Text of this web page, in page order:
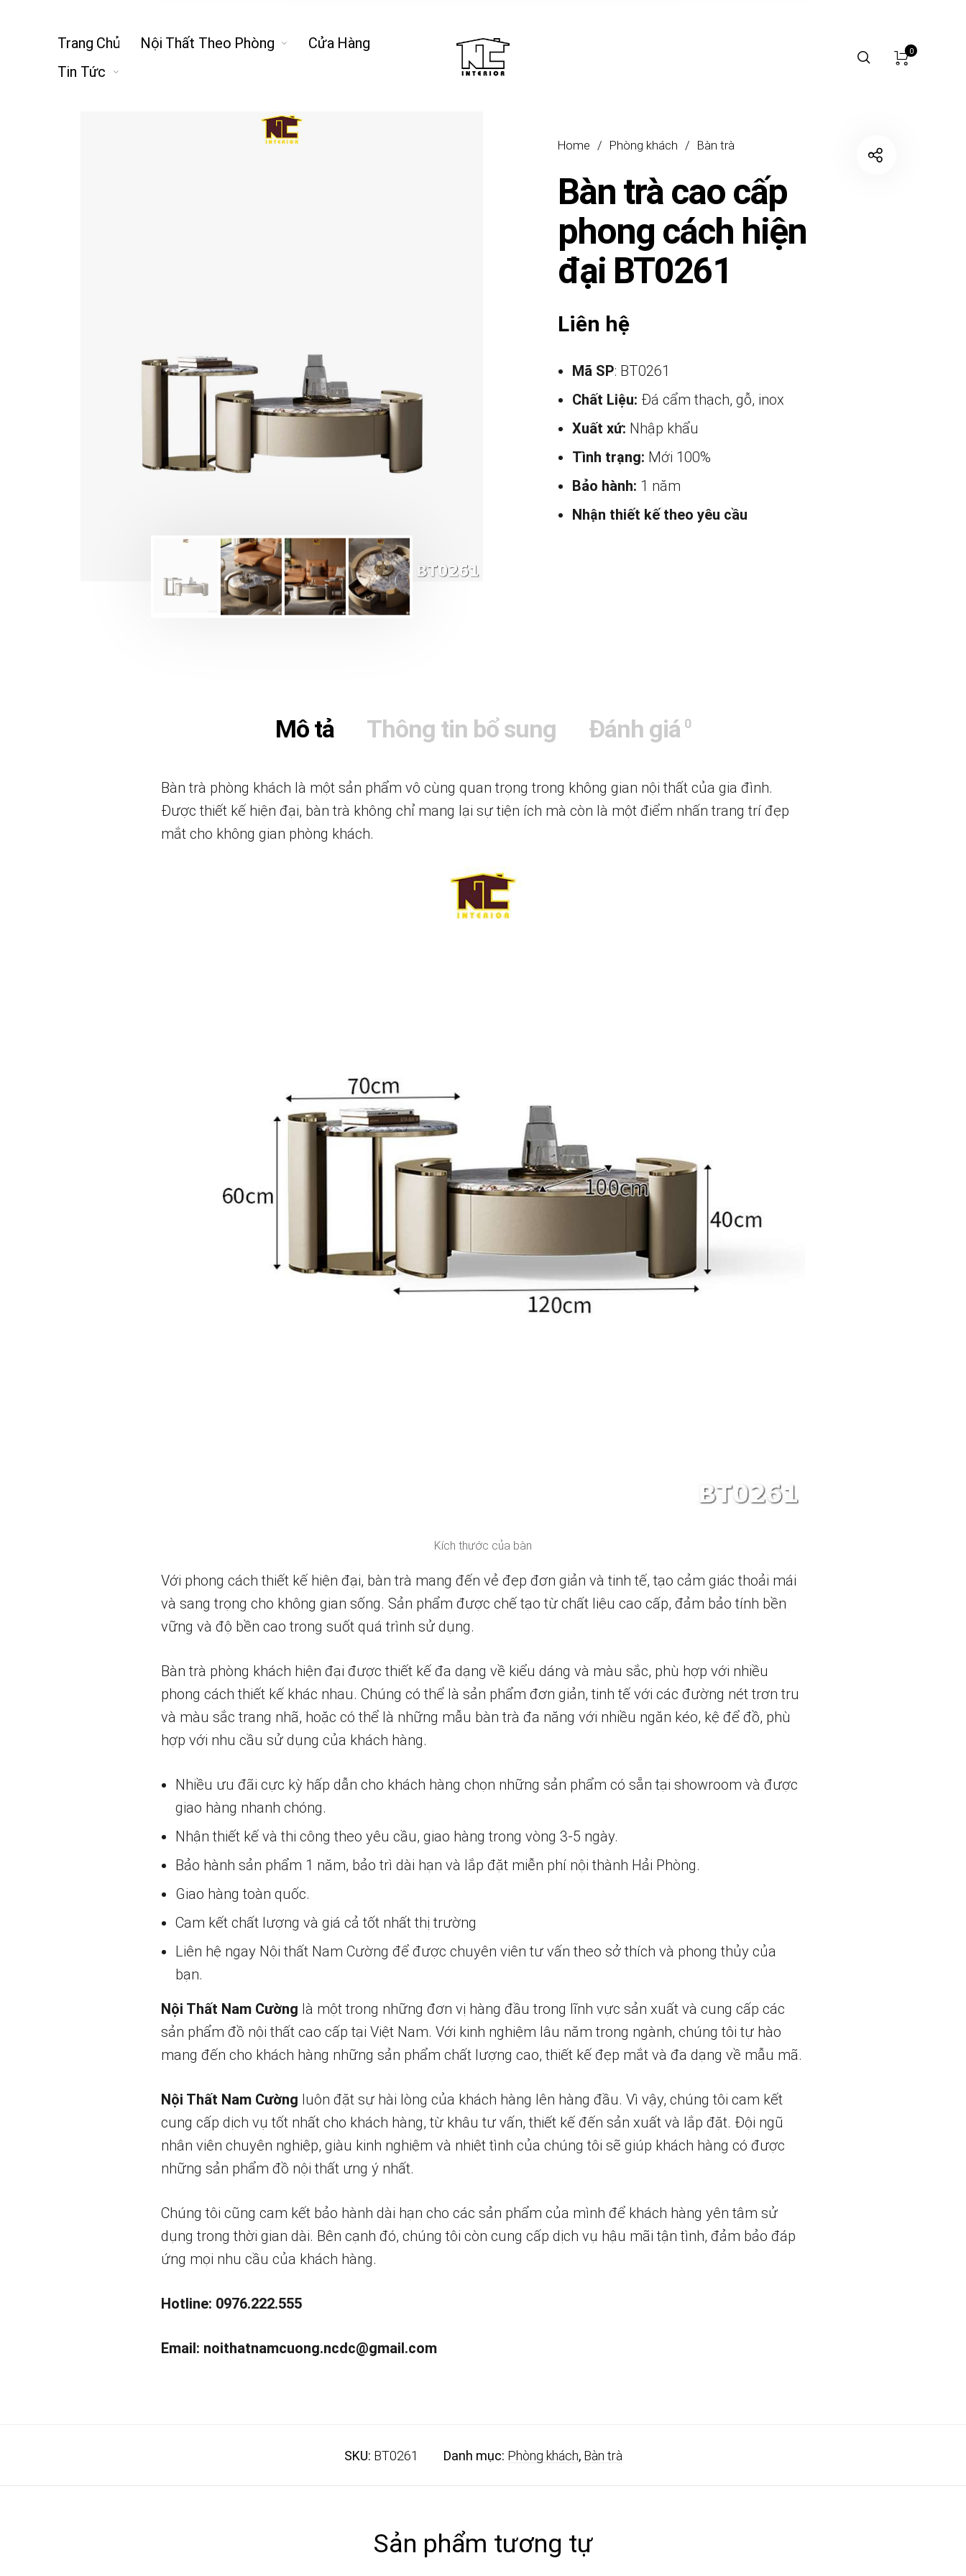
Trang Chủ Nội Thất Theo Phòng
Cửa Hàng
Tin Tức
0
Home / Phòng khách / Bàn trà
Bàn trà cao cấp
phong cách hiện
đại BT0261
Liên hệ
Mã SP: BT0261
Chất Liệu: Đá cẩm thạch, gỗ, inox
Xuất xứ: Nhập khẩu
Tình trạng: Mới 100%
Bảo hành: 1 năm
Nhận thiết kế theo yêu cầu
Mô tả Thông tin bổ sung Đánh giá 0
Bàn trà phòng khách là một sản phẩm vô cùng quan trọng trong không gian nội thất của gia đình.
Được thiết kế hiện đại, bàn trà không chỉ mang lại sự tiện ích mà còn là một điểm nhấn trang trí đẹp
mắt cho không gian phòng khách.
Kích thước của bàn
Với phong cách thiết kế hiện đại, bàn trà mang đến vẻ đẹp đơn giản và tinh tế, tạo cảm giác thoải mái
và sang trọng cho không gian sống. Sản phẩm được chế tạo từ chất liệu cao cấp, đảm bảo tính bền
vững và độ bền cao trong suốt quá trình sử dụng.
Bàn trà phòng khách hiện đại được thiết kế đa dạng về kiểu dáng và màu sắc, phù hợp với nhiều
phong cách thiết kế khác nhau. Chúng có thể là sản phẩm đơn giản, tinh tế với các đường nét trơn tru
và màu sắc trang nhã, hoặc có thể là những mẫu bàn trà đa năng với nhiều ngăn kéo, kệ để đồ, phù
hợp với nhu cầu sử dụng của khách hàng.
Nhiều ưu đãi cực kỳ hấp dẫn cho khách hàng chọn những sản phẩm có sẵn tại showroom và được
giao hàng nhanh chóng.
Nhận thiết kế và thi công theo yêu cầu, giao hàng trong vòng 3-5 ngày.
Bảo hành sản phẩm 1 năm, bảo trì dài hạn và lắp đặt miễn phí nội thành Hải Phòng.
Giao hàng toàn quốc.
Cam kết chất lượng và giá cả tốt nhất thị trường
Liên hệ ngay Nội thất Nam Cường để được chuyên viên tư vấn theo sở thích và phong thủy của
bạn.
Nội Thất Nam Cường là một trong những đơn vị hàng đầu trong lĩnh vực sản xuất và cung cấp các
sản phẩm đồ nội thất cao cấp tại Việt Nam. Với kinh nghiệm lâu năm trong ngành, chúng tôi tự hào
mang đến cho khách hàng những sản phẩm chất lượng cao, thiết kế đẹp mắt và đa dạng về mẫu mã.
Nội Thất Nam Cường luôn đặt sự hài lòng của khách hàng lên hàng đầu. Vì vậy, chúng tôi cam kết
cung cấp dịch vụ tốt nhất cho khách hàng, từ khâu tư vấn, thiết kế đến sản xuất và lắp đặt. Đội ngũ
nhân viên chuyên nghiệp, giàu kinh nghiệm và nhiệt tình của chúng tôi sẽ giúp khách hàng có được
những sản phẩm đồ nội thất ưng ý nhất.
Chúng tôi cũng cam kết bảo hành dài hạn cho các sản phẩm của mình để khách hàng yên tâm sử
dụng trong thời gian dài. Bên cạnh đó, chúng tôi còn cung cấp dịch vụ hậu mãi tận tình, đảm bảo đáp
ứng mọi nhu cầu của khách hàng.
Hotline: 0976.222.555
Email: noithatnamcuong.ncdc@gmail.com
SKU: BT0261 Danh mục: Phòng khách, Bàn trà
Sản phẩm tương tự